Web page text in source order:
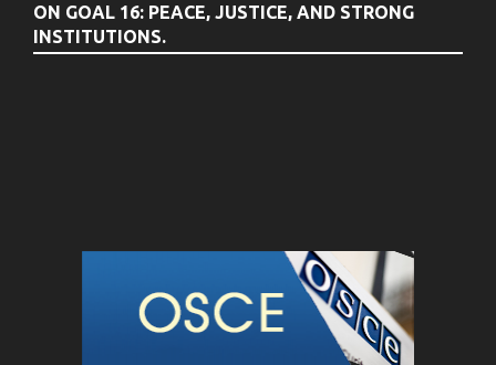
ON GOAL 16: PEACE, JUSTICE, AND STRONG
INSTITUTIONS.